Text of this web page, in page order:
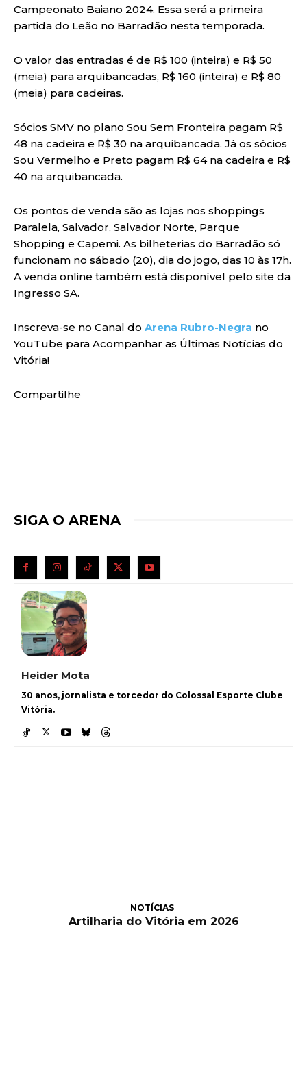
Campeonato Baiano 2024. Essa será a primeira
partida do Leão no Barradão nesta temporada.
O valor das entradas é de R$ 100 (inteira) e R$ 50
(meia) para arquibancadas, R$ 160 (inteira) e R$ 80
(meia) para cadeiras.
Sócios SMV no plano Sou Sem Fronteira pagam R$
48 na cadeira e R$ 30 na arquibancada. Já os sócios
Sou Vermelho e Preto pagam R$ 64 na cadeira e R$
40 na arquibancada.
Os pontos de venda são as lojas nos shoppings
Paralela, Salvador, Salvador Norte, Parque
Shopping e Capemi. As bilheterias do Barradão só
funcionam no sábado (20), dia do jogo, das 10 às 17h.
A venda online também está disponível pelo site da
Ingresso SA.
Inscreva-se no Canal do Arena Rubro-Negra no
YouTube para Acompanhar as Últimas Notícias do
Vitória!
Compartilhe
SIGA O ARENA
Heider Mota
30 anos, jornalista e torcedor do Colossal Esporte Clube
Vitória.
NOTÍCIAS
Artilharia do Vitória em 2026